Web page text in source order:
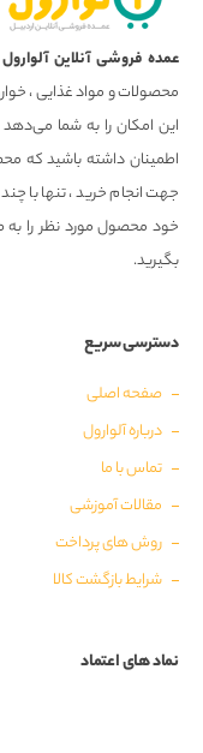
عمده فروشی آنلاین آلوارول
محصولات و مواد غذایی ،
این امکان را به شما
اطمینان داشته باشید که
جهت انجام خرید ، تنها با
خود محصول مورد نظر را به
بگیرید.
دسترسی سریع
صفحه اصلی
درباره آلوارول
تماس با ما
مقالات آموزشی
روش های پرداخت
شرایط بازگشت کالا
نماد های اعتماد